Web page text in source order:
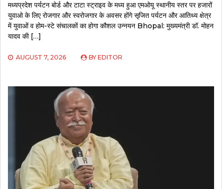
मध्यप्रदेश पर्यटन बोर्ड और टाटा स्ट्राइव के मध्य हुआ एमओयू स्थानीय स्तर पर हजारों
युवाओ के लिए रोजगार और स्वरोजगार के अवसर होंगे सृजित पर्यटन और आतिथ्य क्षेत्र
में युवाओं व होम-स्टे संचालकों का होगा कौशल उन्नयन Bhopal: मुख्यमंत्री डॉ. मोहन
यादव की […]
AUGUST 7, 2026 BY EDITOR